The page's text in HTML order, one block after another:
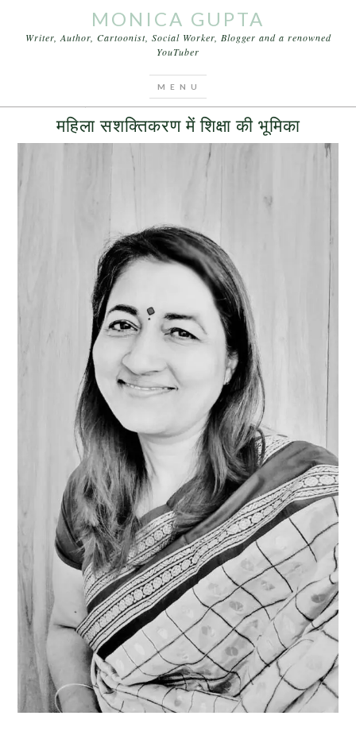
MONICA GUPTA
Writer, Author, Cartoonist, Social Worker, Blogger and a renowned
YouTuber
महिला सशक्तिकरण में शिक्षा की भूमिका